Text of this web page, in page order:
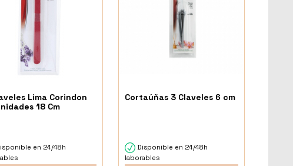
Lima Corindon
18 Cm
en 24/48h
Cortaúñas 3 Claveles 6 cm
Disponible en 24/48h
laborables